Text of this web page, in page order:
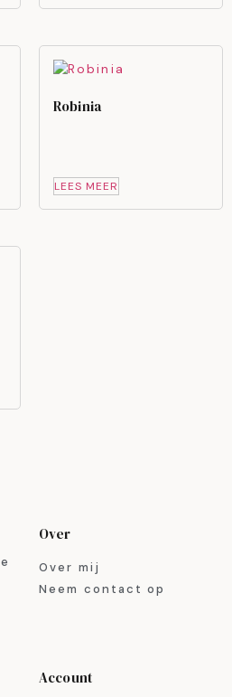
Robinia
LEES MEER
Over
Over mij
Neem contact op
Account